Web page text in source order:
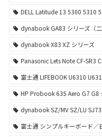
DELL Latitude 13 5300 5310
dynabook GA83 シリーズ（二
dynabook X83 XZ シリーズ
Panasonic Lets Note CF-SR3
富士通 LIFEBOOK U6310
HP Probook 635 Aero G7 G8
dynabook SZ/MV SZ/LU
富士通 シンプルキーボード